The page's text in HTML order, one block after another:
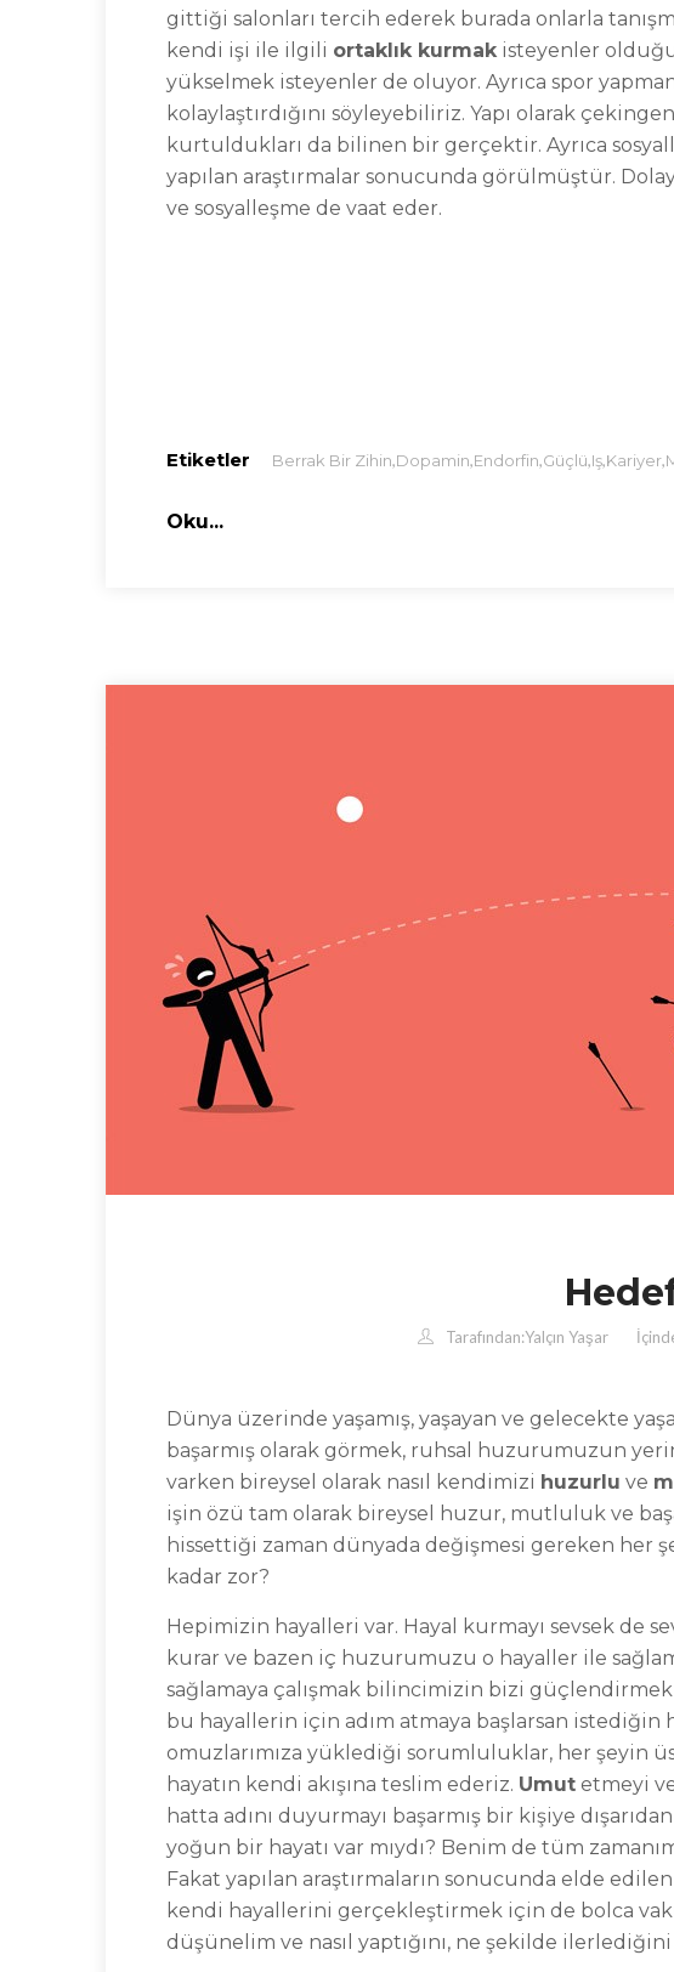
gittiği salonları tercih ederek burada onlarla
kendi işi ile ilgili ortaklık kurmakisteyenler
yükselmek isteyenler de oluyor. Ayrıca spor
kolaylaştırdığını söyleyebiliriz. Yapı olarak
kurtuldukları da bilinen bir gerçektir. Ayrıca
yapılan araştırmalar sonucunda görülmüştür.
ve sosyalleşme de vaat eder.
Etiketler Berrak Bir Zihin,Dopamin,Endorfin,Güçlü,Iş,Kariyer,
Oku...
Tarafından:Yalçın Yaşar
Dünya üzerinde yaşamış, yaşayan ve gelecekte
başarmış olarak görmek, ruhsal huzurumuzun
varken bireysel olarak nasıl kendimizi huzurlu ve
işin özü tam olarak bireysel huzur, mutluluk ve
hissettiği zaman dünyada değişmesi gereken her
kadar zor?
Hepimizin hayalleri var. Hayal kurmayı sevsek de
kurar ve bazen iç huzurumuzu o hayaller ile
sağlamaya çalışmak bilincimizin bizi
bu hayallerin için adım atmaya başlarsan istediğin
omuzlarımıza yüklediği sorumluluklar, her şeyin
hayatın kendi akışına teslim ederiz. Umut etmeyi
hatta adını duyurmayı başarmış bir kişiye
yoğun bir hayatı var mıydı? Benim de tüm
Fakat yapılan araştırmaların sonucunda elde
kendi hayallerini gerçekleştirmek için de bolca
düşünelim ve nasıl yaptığını, ne şekilde